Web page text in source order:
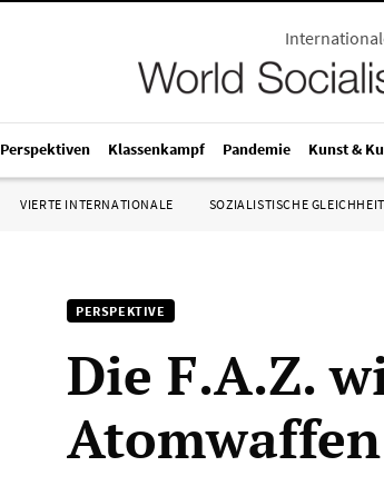
Perspektiven Klassenkampf Pandemie Kunst &
VIERTE INTERNATIONALE SOZIALISTISCHE
PERSPEKTIVE
Die F.A.Z.
Atomwaffen